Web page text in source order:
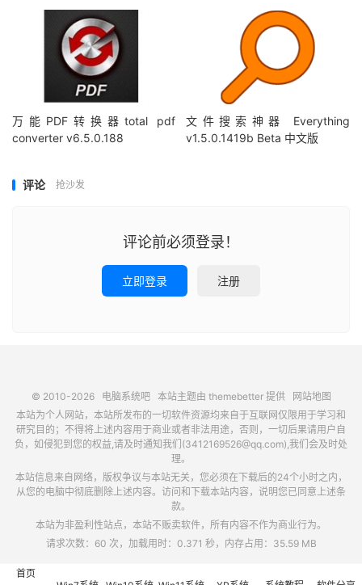
万能PDF转换器total pdf
converter v6.5.0.188
文件搜索神器 Everything
v1.5.0.1419b Beta 中文版
评论 抢沙发
评论前必须登录！
立即登录 注册
© 2010-2026 电脑系统吧本站主题由 themebetter提供
网站地图
本站为个人网站，本站所发布的一切软件资源均来自于互联网仅限用于学习和
研究目的；不得将上述内容用于商业或者非法用途，否则，一切后果请用户自
负，如侵犯到您的权益,请及时通知我们(3412169526@qq.com),我们会及时处
理。
本站信息来自网络，版权争议与本站无关，您必须在下载后的24个小时之内，
从您的电脑中彻底删除上述内容。访问和下载本站内容，说明您已同意上述条
款。
本站为非盈利性站点，本站不贩卖软件，所有内容不作为商业行为。
请求次数：60 次，加载用时：0.371 秒，内存占用：35.59 MB
首页